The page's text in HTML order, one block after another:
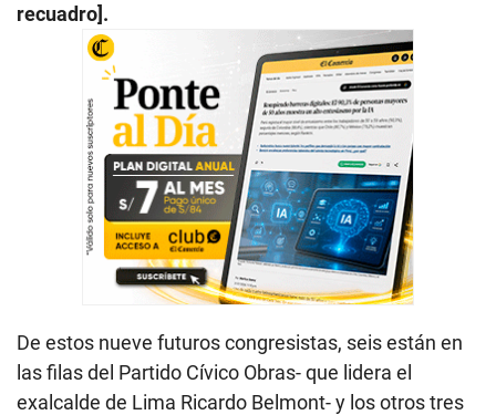
recuadro].
De estos nueve futuros congresistas, seis están en
las filas del Partido Cívico Obras- que lidera el
exalcalde de Lima Ricardo Belmont- y los otros tres